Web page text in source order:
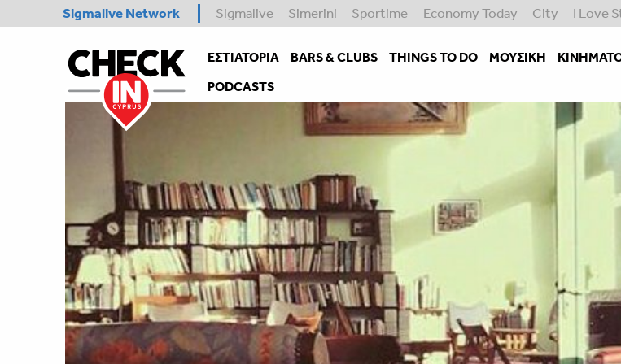
Sigmalive Network Sigmalive Simerini Sportime Economy Today City I Love
ΕΣΤΙΑΤΌΡΙΑ BARS & CLUBS THINGS TO DO ΜΟΥΣΙΚΉ
PODCASTS